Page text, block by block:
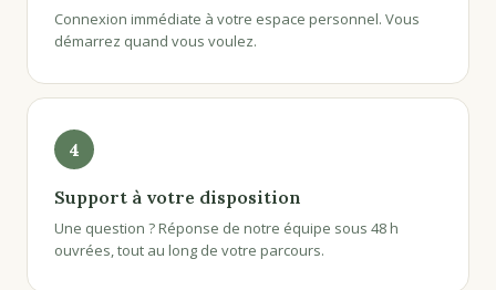
Connexion immédiate à votre espace personnel. Vous
démarrez quand vous voulez.
4
Support à votre disposition
Une question ? Réponse de notre équipe sous 48 h
ouvrées, tout au long de votre parcours.